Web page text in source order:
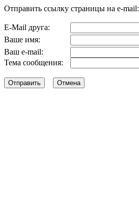
Отправить ссылку страницы на e-mail:
E-Mail друга:
Ваше имя:
Ваш e-mail:
Тема сообщения: